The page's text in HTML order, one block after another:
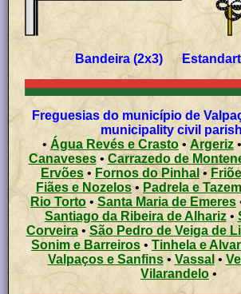
Bandeira (2x3)
Freguesias do município de
municipality civil
• Água Revés e Crasto•Argeriz•
Canaveses• Carrazedo de
Ervões • Fornos do Pinhal •
Fiães e Nozelos• Padrela e Tazem
Rio Torto • Santa Maria de Emeres
Santiago da Ribeira de Alhariz•
Corveira• São Pedro de Veiga de
Sonim e Barreiros •Tinhela e
Valpaços e Sanfins•Vassal •
Vilarandelo •